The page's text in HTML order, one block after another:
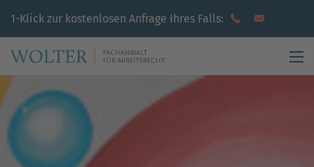
1-Klick zur kostenlosen Anfrage Ihres Falls: